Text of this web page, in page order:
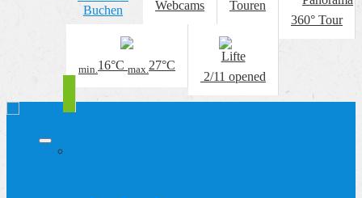
360° Tour
Touren
Webcams
2/11 opened
min. 16°C max. 27°C
Buchen